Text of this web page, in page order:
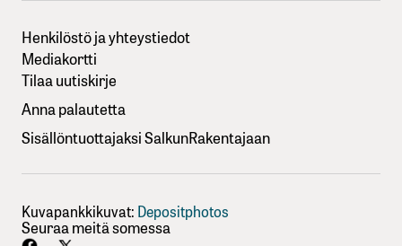
Henkilöstö ja yhteystiedot
Mediakortti
Tilaa uutiskirje
Anna palautetta
Sisällöntuottajaksi SalkunRakentajaan
Kuvapankkikuvat: Depositphotos
Seuraa meitä somessa